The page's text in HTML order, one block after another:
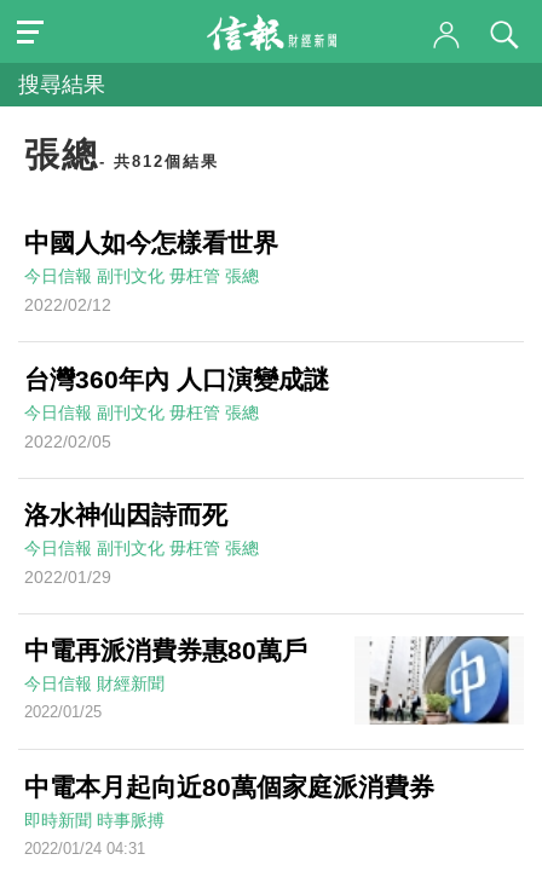
搜尋結果
張總- 共812個結果
中國人如今怎樣看世界
今日信報 副刊文化 毋枉管 張總
2022/02/12
台灣360年內 人口演變成謎
今日信報 副刊文化 毋枉管 張總
2022/02/05
洛水神仙因詩而死
今日信報 副刊文化 毋枉管 張總
2022/01/29
中電再派消費券惠80萬戶
今日信報 財經新聞
2022/01/25
中電本月起向近80萬個家庭派消費券
即時新聞 時事脈搏
2022/01/24 04:31